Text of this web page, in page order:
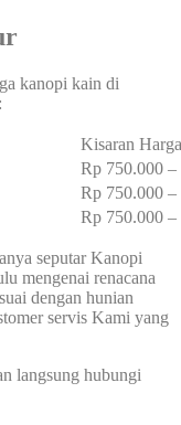
kanopi kain di
Kisaran
Rp 750.000
Rp 750.000
Rp 750.000
seputar Kanopi
mengenai renacana
dengan hunian
servis Kami yang
langsung hubungi